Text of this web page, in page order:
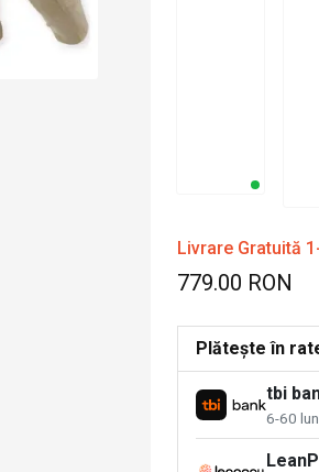
Livrare Gratuită
779.00 RON
Plătește în
tbi
6-60